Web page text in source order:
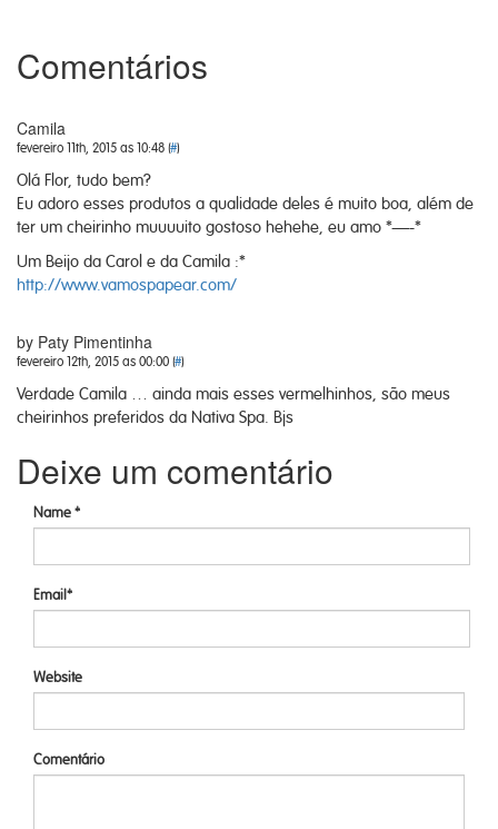
Comentários
Camila
fevereiro 11th, 2015 as 10:48 (#)
Olá Flor, tudo bem?
Eu adoro esses produtos a qualidade deles é muito boa, além de
ter um cheirinho muuuuito gostoso hehehe, eu amo *—-*
Um Beijo da Carol e da Camila :*
http://www.vamospapear.com/
by Paty Pimentinha
fevereiro 12th, 2015 as 00:00 (#)
Verdade Camila … ainda mais esses vermelhinhos, são meus
cheirinhos preferidos da Nativa Spa. Bjs
Deixe um comentário
Name *
Email*
Website
Comentário